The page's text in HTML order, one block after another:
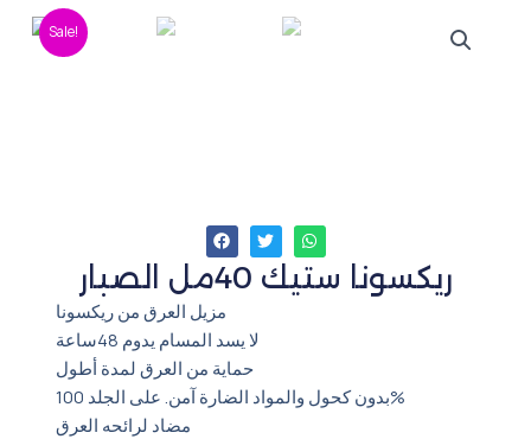
ريكسونا ستيك 40مل الصبار
مزيل العرق من ريكسونا
لا يسد المسام يدوم 48ساعة
حماية من العرق لمدة أطول
بدون كحول والمواد الضارة آمن. على الجلد 100%
مضاد لرائحه العرق
Sale!